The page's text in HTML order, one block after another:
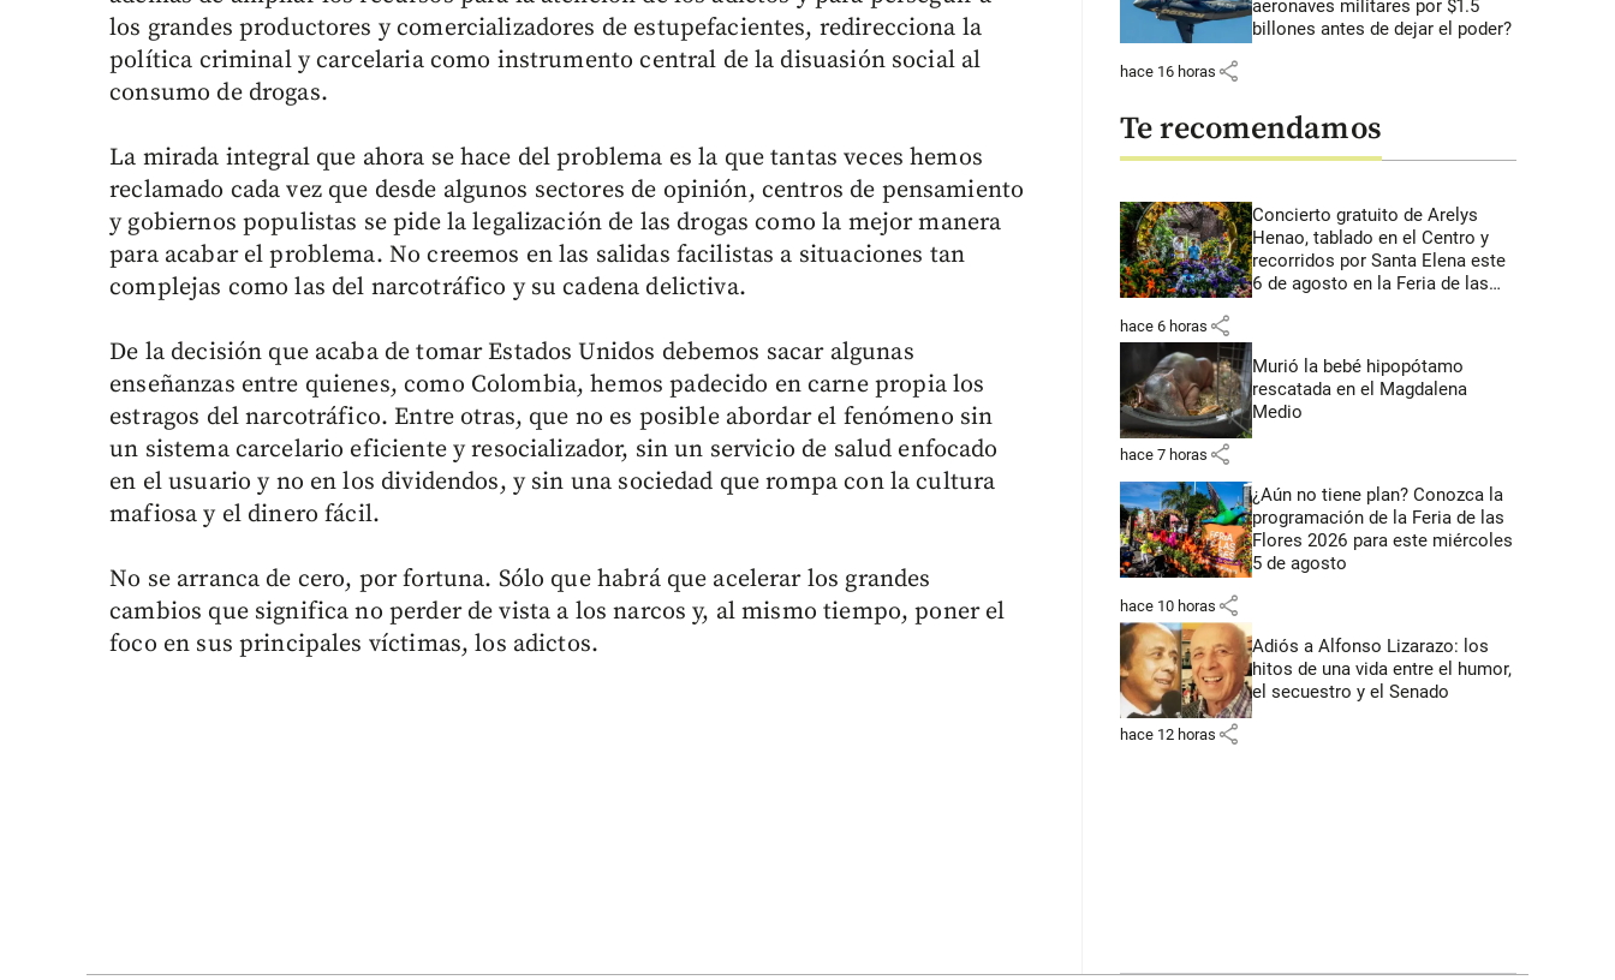
los grandes productores y comercializadores de estupefacientes, redirecciona la
política criminal y carcelaria como instrumento central de la disuasión social al
consumo de drogas.
La mirada integral que ahora se hace del problema es la que tantas veces hemos
reclamado cada vez que desde algunos sectores de opinión, centros de pensamiento
y gobiernos populistas se pide la legalización de las drogas como la mejor manera
para acabar el problema. No creemos en las salidas facilistas a situaciones tan
complejas como las del narcotráfico y su cadena delictiva.
De la decisión que acaba de tomar Estados Unidos debemos sacar algunas
enseñanzas entre quienes, como Colombia, hemos padecido en carne propia los
estragos del narcotráfico. Entre otras, que no es posible abordar el fenómeno sin
un sistema carcelario eficiente y resocializador, sin un servicio de salud enfocado
en el usuario y no en los dividendos, y sin una sociedad que rompa con la cultura
mafiosa y el dinero fácil.
No se arranca de cero, por fortuna. Sólo que habrá que acelerar los grandes
cambios que significa no perder de vista a los narcos y, al mismo tiempo, poner el
foco en sus principales víctimas, los adictos.
aeronaves militares por $1.5
billones antes de dejar el poder?
hace 16 horas share
Te recomendamos
Concierto gratuito de Arelys
Henao, tablado en el Centro y
recorridos por Santa Elena este
6 de agosto en la Feria de las
hace 6 horas share
Murió la bebé hipopótamo
rescatada en el Magdalena
Medio
hace 7 horas share
¿Aún no tiene plan? Conozca la
programación de la Feria de las
Flores 2026 para este miércoles
5 de agosto
hace 10 horas share
Adiós a Alfonso Lizarazo: los
hitos de una vida entre el humor,
el secuestro y el Senado
hace 12 horas share